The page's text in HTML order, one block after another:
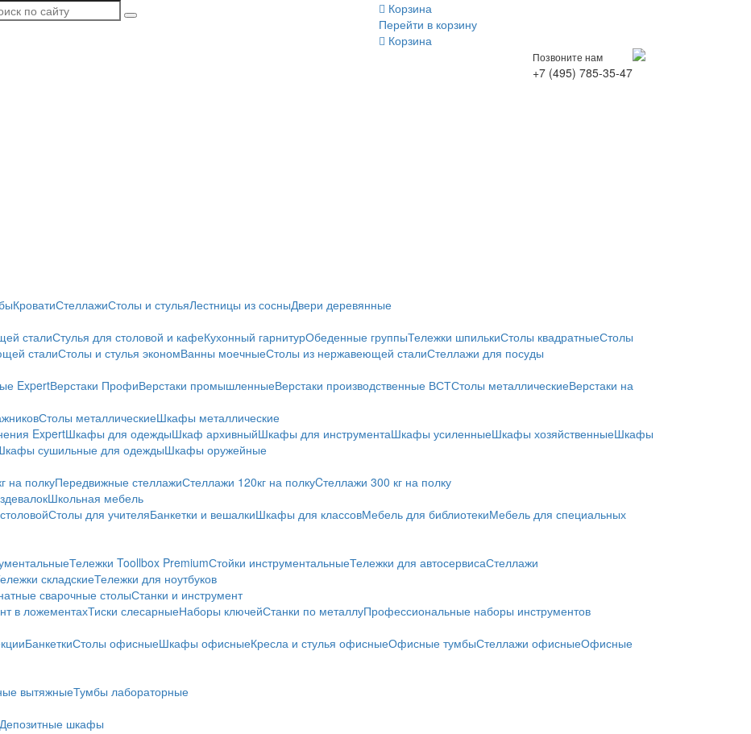
Корзина
Перейти в корзину
Корзина
Позвоните нам
+7 (495) 785-35-47
КроватиСтеллажиСтолы и стульяЛестницы из сосныДвери деревянные
сталиСтулья для столовой и кафеКухонный гарнитурОбеденные группыТележки шпилькиСтолы квадратныеСтолы
сталиСтолы и стулья экономВанны моечныеСтолы из нержавеющей сталиСтеллажи для посуды
ExpertВерстаки ПрофиВерстаки промышленныеВерстаки производственные ВСТСтолы металлическиеВерстаки на
Столы металлическиеШкафы металлические
ExpertШкафы для одеждыШкаф архивныйШкафы для инструментаШкафы усиленныеШкафы хозяйственныеШкафы
сушильные для одеждыШкафы оружейные
на полкуПередвижные стеллажиСтеллажи 120кг на полкуCтеллажи 300 кг на полку
Школьная мебель
Столы для учителяБанкетки и вешалкиШкафы для классовМебель для библиотекиМебель для специальных
Тележки Toollbox PremiumСтойки инструментальныеТележки для автосервисаСтеллажи
складскиеТележки для ноутбуков
сварочные столыСтанки и инструмент
в ложементахТиски слесарныеНаборы ключейСтанки по металлуПрофессиональные наборы инструментов
БанкеткиСтолы офисныеШкафы офисныеКресла и стулья офисныеОфисные тумбыСтеллажи офисныеОфисные
вытяжныеТумбы лабораторные
Депозитные шкафы